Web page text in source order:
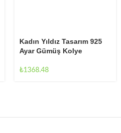
Kadın Yıldız Tasarım 925
Ayar Gümüş Kolye
₺1368.48